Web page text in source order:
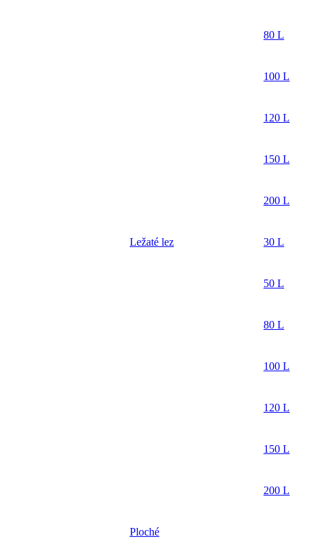
80 L
100 L
120 L
150 L
200 L
Ležaté lez 30 L
50 L
80 L
100 L
120 L
150 L
200 L
Ploché